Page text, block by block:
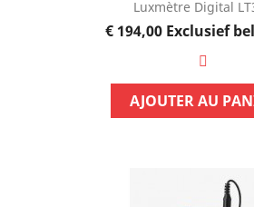
Luxmètre Digital
Prijs
€ 194,00 Exclusief
AJOUTER AU